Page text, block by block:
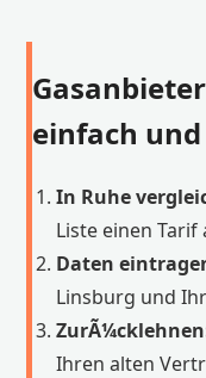
einfach
In Ruhe
Liste einen Tarif
Daten
Linsburg und
Ihren alten